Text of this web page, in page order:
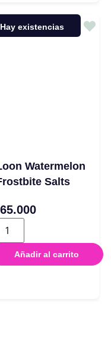
Hay existencias
Watermelon
Salts
65.000
Añadir al carrito